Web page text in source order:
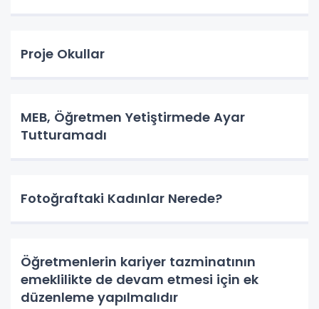
Proje Okullar
MEB, Öğretmen Yetiştirmede Ayar
Tutturamadı
Fotoğraftaki Kadınlar Nerede?
Öğretmenlerin kariyer tazminatının
emeklilikte de devam etmesi için ek
düzenleme yapılmalıdır